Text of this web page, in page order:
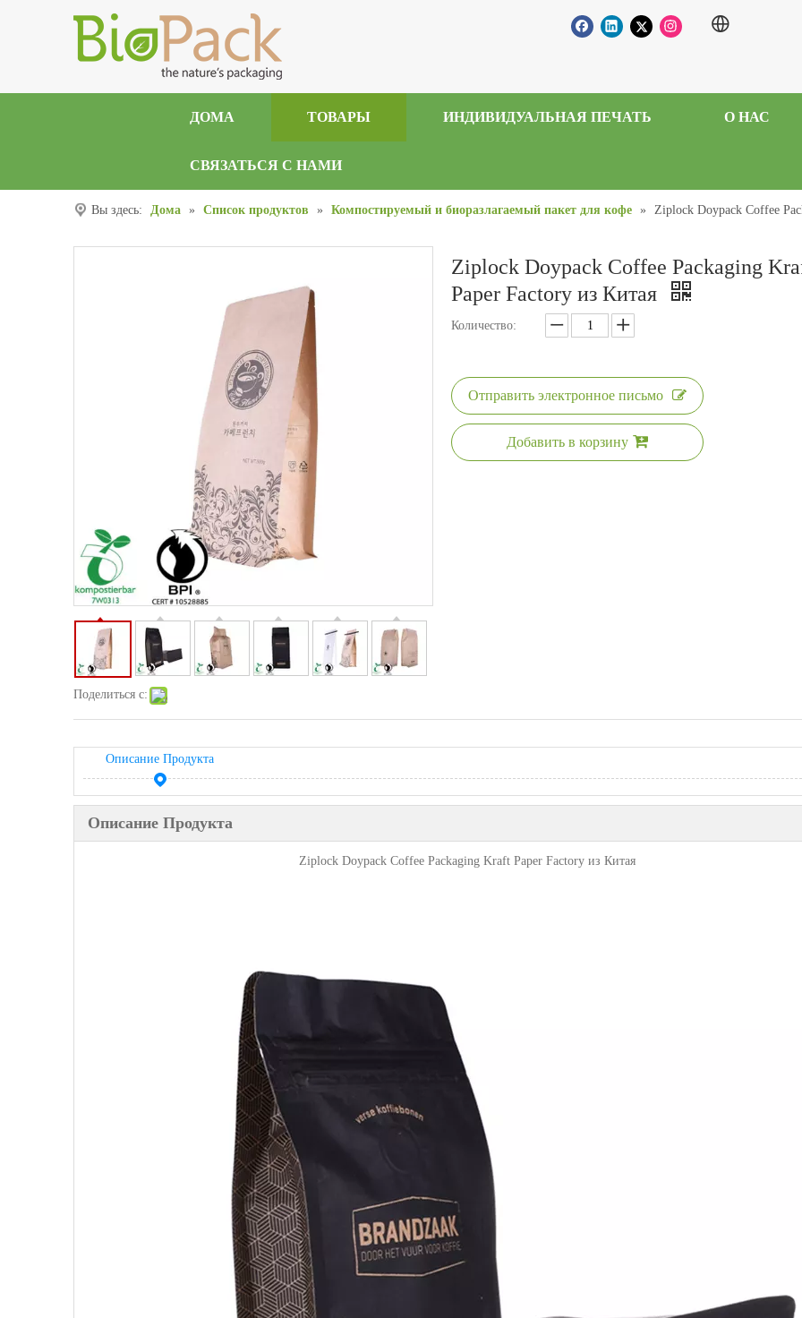
ДОМА ТОВАРЫ ИНДИВИДУАЛЬНАЯ ПЕЧАТЬ О НАС
СВЯЗАТЬСЯ С НАМИ
Вы здесь: Дома » Список продуктов » Компостируемый и биоразлагаемый пакет для кофе » Ziplock Doypack Coffee
Поделиться с:
Ziplock Doypack Coffee Packaging
Paper Factory из Китая
Количество:
Отправить электронное письмо
Добавить в корзину
Описание Продукта
Описание Продукта
Ziplock Doypack Coffee Packaging Kraft Paper Factory из Китая